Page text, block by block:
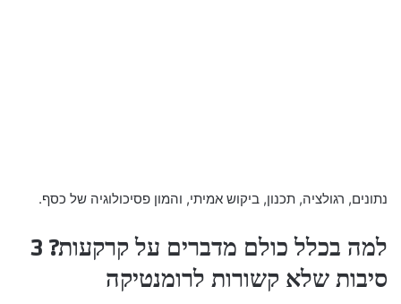
נתונים, רגולציה, תכנון, ביקוש אמיתי, והמון פסיכולוגיה של כסף.
למה בכלל כולם מדברים על קרקעות? 3
סיבות שלא קשורות לרומנטיקה